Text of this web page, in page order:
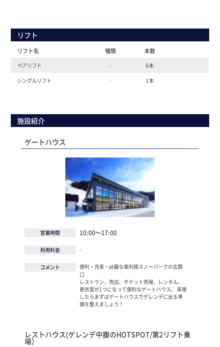
リフト
リフト名 種類 本数
ペアリフト - 6本
シングルリフト - 1本
施設紹介
ゲートハウス
営業時間 10:00～17:00
利用料金 -
コメント
便利・充実・綺麗な奥利根スノーパークの玄関
口
レストラン、売店、チケット売場、レンタル、
更衣室が1つになって便利なゲートハウス。 来場
したらまずはゲートハウスでゲレンデに出る準
備を整えましょう！
レストハウス(ゲレンデ中腹のHOTSPOT/第2リフト乗
場）